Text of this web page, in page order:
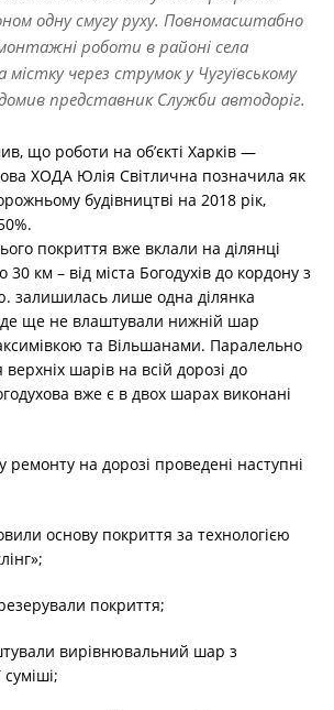
одну смугу руху. Повномасштабно
роботи в районі села
містку через струмок у Чугуївському
представник Служби автодоріг.
що роботи на об’єкті Харків —
ХОДА Юлія Світлична позначила як
будівництві на 2018 рік,
покриття вже вклали на ділянці
км – від міста Богодухів до кордону з
залишилась лише одна ділянка
ще не влаштували нижній шар
та Вільшанами. Паралельно
шарів на всій дорозі до
вже є в двох шарах виконані
ремонту на дорозі проведені наступні
основу покриття за технологією
покриття;
вирівнювальний шар з